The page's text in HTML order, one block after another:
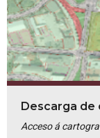
Descarga
Acceso á